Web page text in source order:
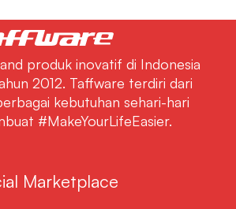
produk inovatif di Indonesia
2012. Taffware terdiri dari
kebutuhan sehari-hari
#MakeYourLifeEasier.
Marketplace